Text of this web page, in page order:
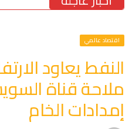
اقتصاد عالمي
النفط يعاود
ملاحة قناة
إمدادات الخام